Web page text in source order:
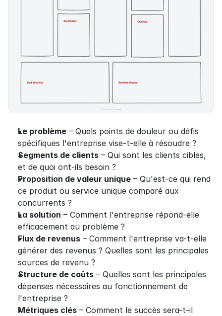
Le problème – Quels points de douleur ou défis
spécifiques l'entreprise vise-t-elle à résoudre ?
Segments de clients – Qui sont les clients cibles,
et de quoi ont-ils besoin ?
Proposition de valeur unique – Qu'est-ce qui rend
ce produit ou service unique comparé aux
concurrents ?
La solution – Comment l'entreprise répond-elle
efficacement au problème ?
Flux de revenus – Comment l'entreprise va-t-elle
générer des revenus ? Quelles sont les principales
sources de revenu ?
Structure de coûts – Quelles sont les principales
dépenses nécessaires au fonctionnement de
l'entreprise ?
Métriques clés – Comment le succès sera-t-il